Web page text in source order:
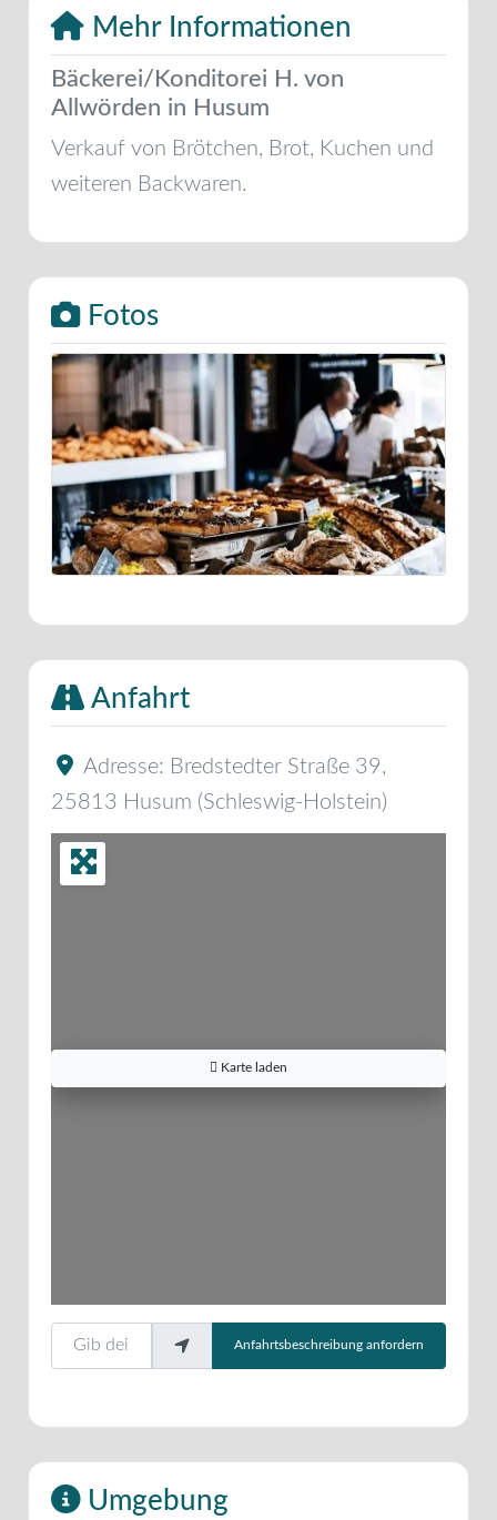
Mehr Informationen
Bäckerei/Konditorei H. von
Allwörden in Husum
Verkauf von Brötchen, Brot, Kuchen und
weiteren Backwaren.
Fotos
Anfahrt
Adresse: Bredstedter Straße 39,
25813 Husum (Schleswig-Holstein)
Karte laden
Gib deinen Standort ein.
Anfahrtsbeschreibung anfordern
Umgebung